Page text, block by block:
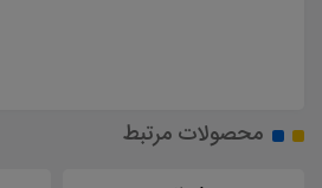
محصولات مرتبط